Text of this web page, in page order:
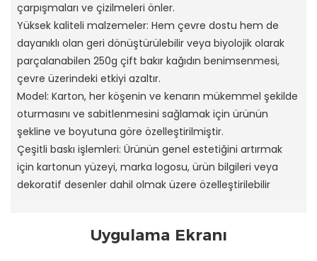
çarpışmaları ve çizilmeleri önler.
Yüksek kaliteli malzemeler: Hem çevre dostu hem de
dayanıklı olan geri dönüştürülebilir veya biyolojik olarak
parçalanabilen 250g çift bakır kağıdın benimsenmesi,
çevre üzerindeki etkiyi azaltır.
Model: Karton, her köşenin ve kenarın mükemmel şekilde
oturmasını ve sabitlenmesini sağlamak için ürünün
şekline ve boyutuna göre özelleştirilmiştir.
Çeşitli baskı işlemleri: Ürünün genel estetiğini artırmak
için kartonun yüzeyi, marka logosu, ürün bilgileri veya
dekoratif desenler dahil olmak üzere özelleştirilebilir
Uygulama Ekranı